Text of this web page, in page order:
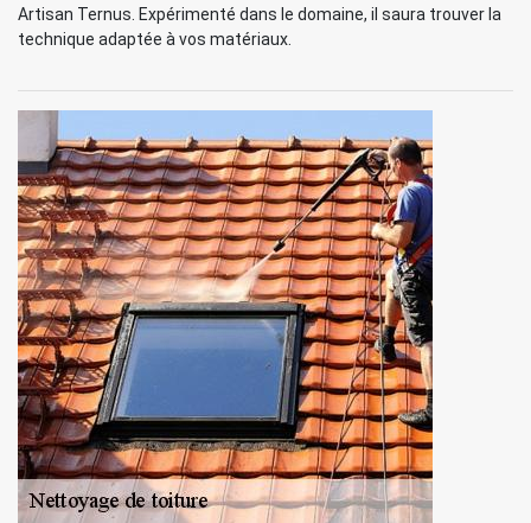
Artisan Ternus. Expérimenté dans le domaine, il saura trouver la
technique adaptée à vos matériaux.